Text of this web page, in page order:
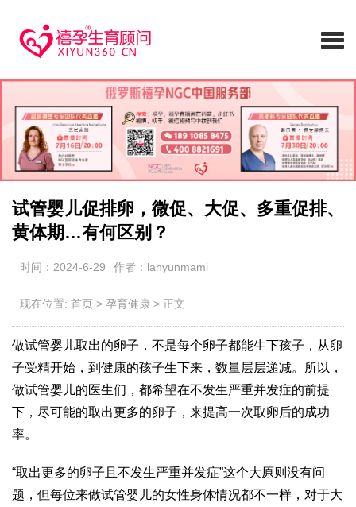
试管婴儿促排卵，微促、大促、多重促排、
黄体期…有何区别？
时间：2024-6-29 作者：lanyunmami
现在位置: 首页 > 孕育健康 > 正文
做试管婴儿取出的卵子，不是每个卵子都能生下孩子，从卵
子受精开始，到健康的孩子生下来，数量层层递减。所以，
做试管婴儿的医生们，都希望在不发生严重并发症的前提
下，尽可能的取出更多的卵子，来提高一次取卵后的成功
率。
“取出更多的卵子且不发生严重并发症”这个大原则没有问
题，但每位来做试管婴儿的女性身体情况都不一样，对于大